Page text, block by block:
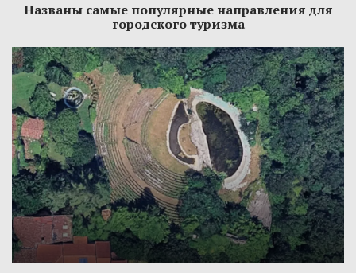
Названы самые популярные направления для
городского туризма